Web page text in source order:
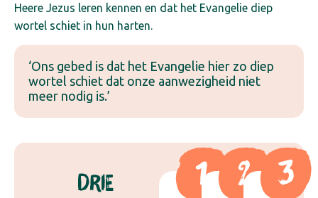
Heere Jezus leren kennen en dat het Evangelie diep
wortel schiet in hun harten.
‘Ons gebed is dat het Evangelie hier zo diep
wortel schiet dat onze aanwezigheid niet
meer nodig is.’
DRIE